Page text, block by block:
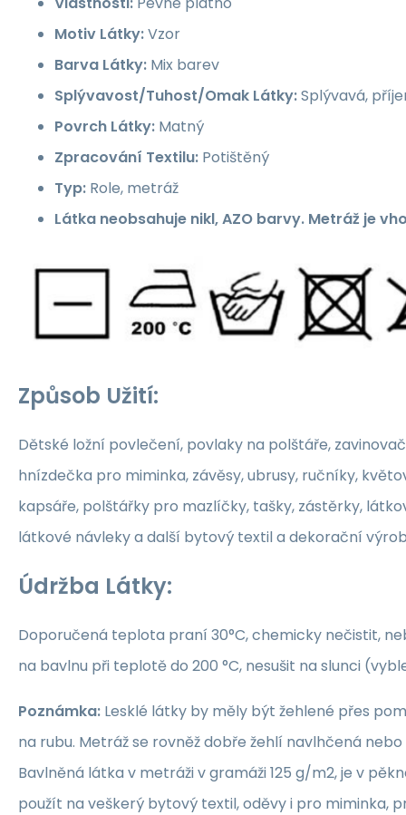
Motiv Látky:Vzor
Barva Látky: Mix barev
Splývavost/Tuhost/Omak Látky:Splývavá,
Povrch Látky: Matný
Zpracování Textilu: Potištěný
Typ: Role, metráž
Látka neobsahuje nikl, AZO barvy. Metráž je
Způsob Užití:
Dětské ložní povlečení, povlaky na polštáře,
hnízdečka pro miminka, závěsy, ubrusy, ručníky,
kapsáře, polštářky pro mazlíčky, tašky, zástěrky,
látkové návleky a další bytový textil a dekorační
Údržba Látky:
Doporučená teplota praní 30°C, chemicky nečistit,
na bavlnu při teplotě do 200 °C, nesušit na slunci
Poznámka: Lesklé látky by měly být žehlené přes
na rubu. Metráž se rovněž dobře žehlí navlhčená
Bavlněná látka v metráži v gramáži 125 g/m2, je v
použít na veškerý bytový textil, oděvy i pro miminka,